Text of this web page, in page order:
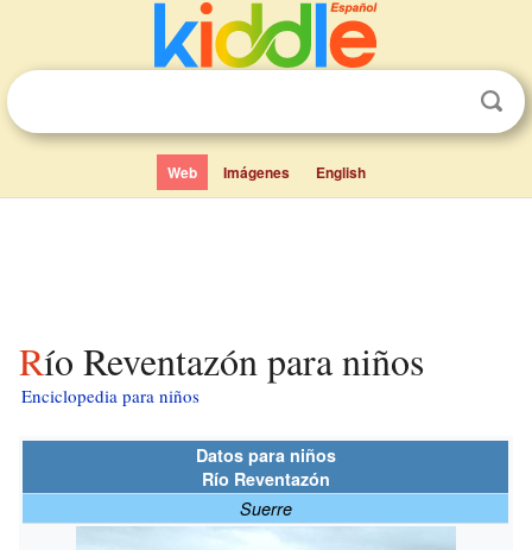
Web Imágenes English
Río Reventazón para niños
Enciclopedia para niños
Datos para niños
Río Reventazón
Suerre